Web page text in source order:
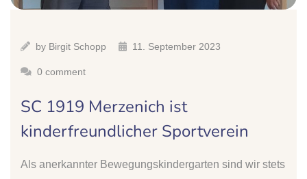
by Birgit Schopp 11. September 2023
0 comment
SC 1919 Merzenich ist
kinderfreundlicher Sportverein
Als anerkannter Bewegungskindergarten sind wir stets